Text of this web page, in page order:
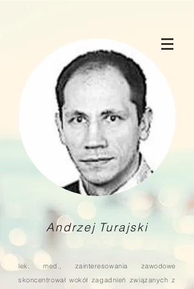
Andrzej Turajski
lek. med., zainteresowania zawodowe
skoncentrował wokół zagadnień związanych z